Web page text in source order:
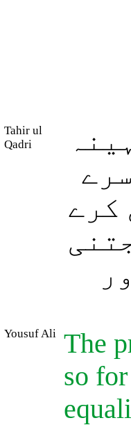
Tahir ul
Qadri
کرے
Yousuf Ali The
so